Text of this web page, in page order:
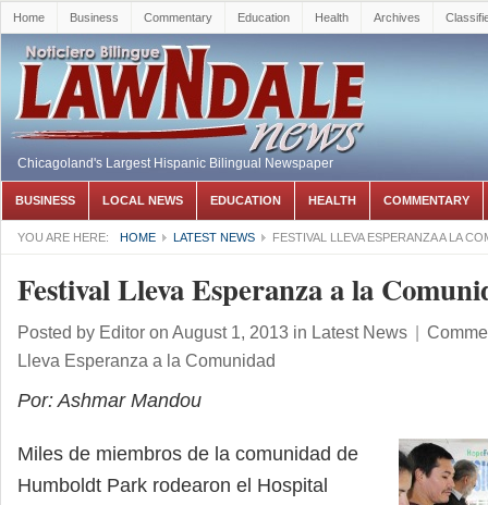
Home Business Commentary Education Health Archives
Chicagoland's Largest Hispanic Bilingual Newspaper
BUSINESS LOCAL NEWS EDUCATION HEALTH COMMENTARY
YOU ARE HERE: HOME LATEST NEWS FESTIVAL LLEVA ESPERANZA A LA
Festival Lleva Esperanza a la
Posted by Editor on August 1, 2013 in Latest News |
Lleva Esperanza a la Comunidad
Por: Ashmar Mandou
Miles de miembros de la comunidad de
Humboldt Park rodearon el Hospital